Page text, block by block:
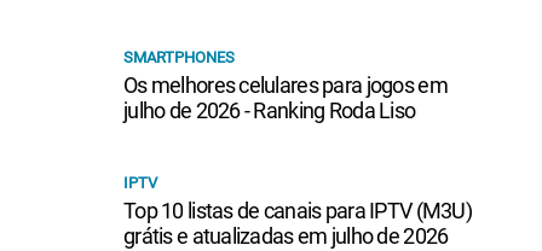
SMARTPHONES
Os melhores celulares para jogos em
julho de 2026 - Ranking Roda Liso
IPTV
Top 10 listas de canais para IPTV (M3U)
grátis e atualizadas em julho de 2026